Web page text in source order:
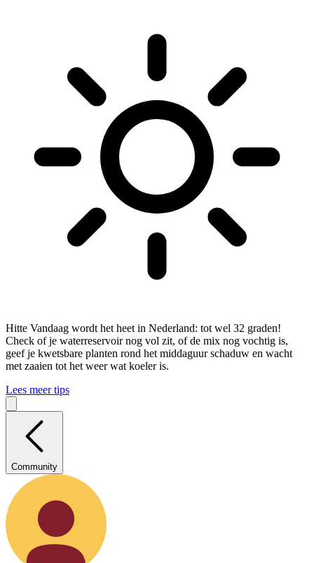
Hitte Vandaag wordt het heet in Nederland: tot wel 32 graden!
Check of je waterreservoir nog vol zit, of de mix nog vochtig is,
geef je kwetsbare planten rond het middaguur schaduw en wacht
met zaaien tot het weer wat koeler is.
Lees meer tips
Community